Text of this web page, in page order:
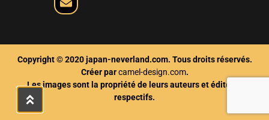
Copyright © 2020 japan-neverland.com. Tous droits réservés.
Créer parcamel-design.com.
Les images sont la propriété de leurs auteurs et éditeurs
respectifs.